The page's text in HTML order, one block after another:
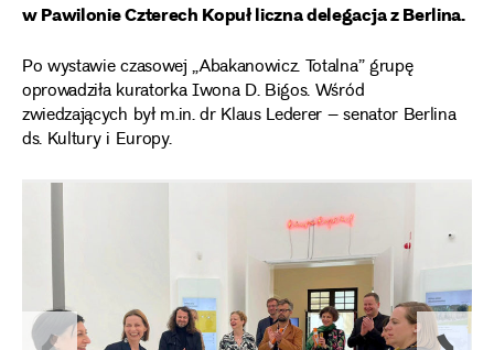
w Pawilonie Czterech Kopuł liczna delegacja z Berlina.
Po wystawie czasowej „Abakanowicz. Totalna” grupę
oprowadziła kuratorka Iwona D. Bigos. Wśród
zwiedzających był m.in. dr Klaus Lederer – senator Berlina
ds. Kultury i Europy.